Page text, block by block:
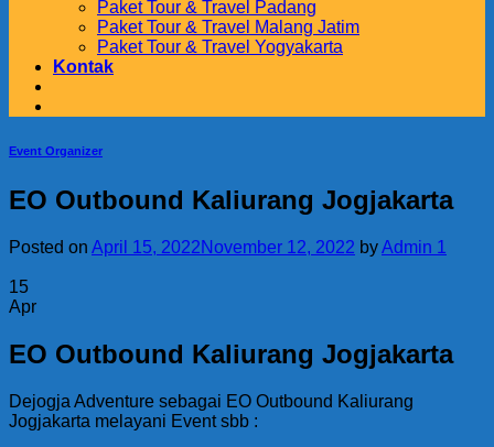
Paket Tour & Travel Padang
Paket Tour & Travel Malang Jatim
Paket Tour & Travel Yogyakarta
Kontak
Event Organizer
EO Outbound Kaliurang Jogjakarta
Posted on April 15, 2022November 12, 2022 byAdmin 1
15
Apr
EO Outbound Kaliurang Jogjakarta
Dejogja Adventure sebagai EO Outbound Kaliurang
Jogjakarta melayani Event sbb :